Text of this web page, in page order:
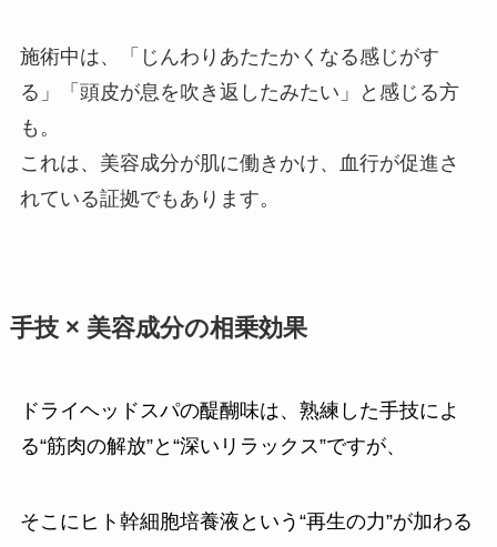
施術中は、「じんわりあたたかくなる感じがす
る」「頭皮が息を吹き返したみたい」と感じる方
も。
これは、美容成分が肌に働きかけ、血行が促進さ
れている証拠でもあります。
手技 × 美容成分の相乗効果
ドライヘッドスパの醍醐味は、熟練した手技によ
る“筋肉の解放”と“深いリラックス”ですが、
そこにヒト幹細胞培養液という“再生の力”が加わる